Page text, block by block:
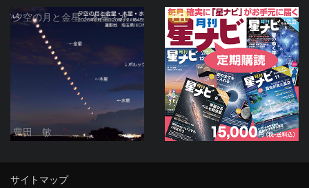
夕空の月と金星・木星・水星の接近 2026/6/18
豊田 敏
PR
サイトマップ